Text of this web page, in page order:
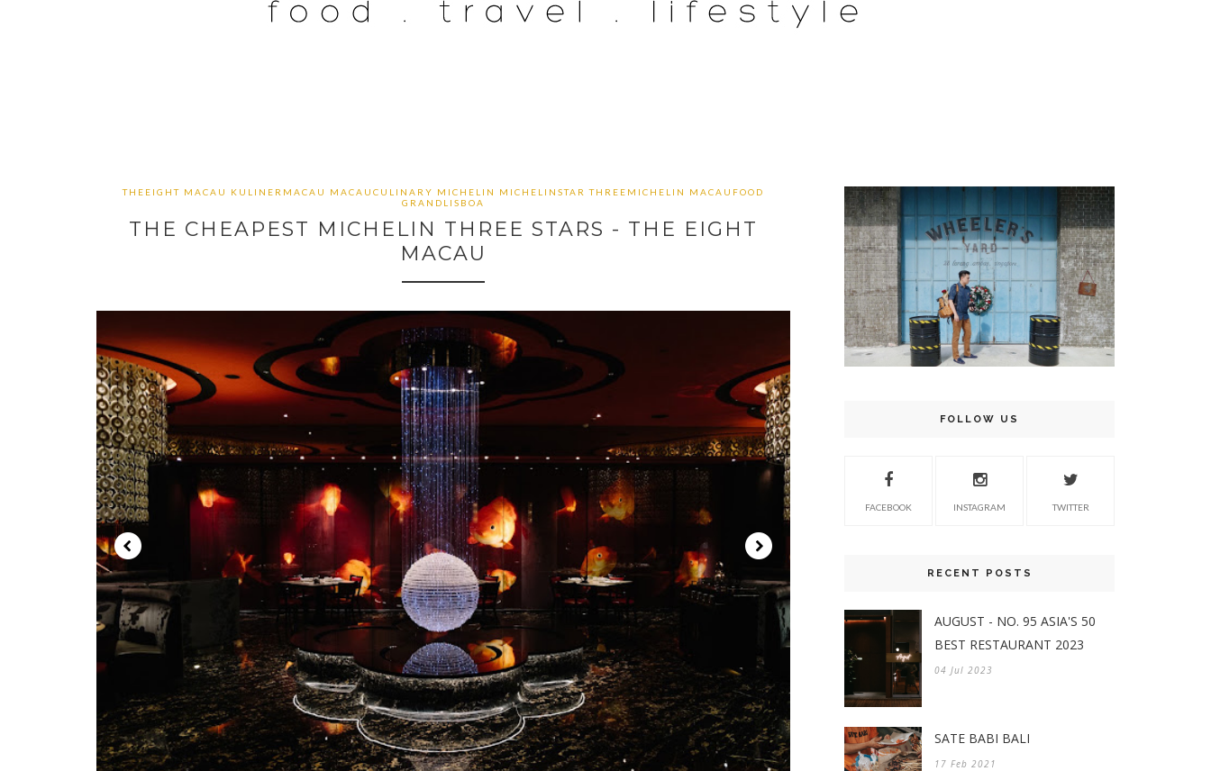
THEEIGHT MACAU KULINERMACAU MACAUCULINARY MICHELIN MICHELINSTAR THREEMICHELIN MACAUFOOD
GRANDLISBOA
THE CHEAPEST MICHELIN THREE STARS - THE EIGHT
MACAU
FOLLOW US
FACEBOOK INSTAGRAM TWITTER
RECENT POSTS
AUGUST - NO. 95 ASIA'S 50
BEST RESTAURANT 2023
04 Jul 2023
SATE BABI BALI
17 Feb 2021